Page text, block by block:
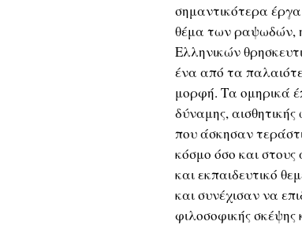
σημαντικότερα
θέμα των ραψωδών,
Ελληνικών
ένα από τα
μορφή. Τα ομηρικά
δύναμης,
που άσκησαν
κόσμο όσο και
και εκπαιδευτικό
και συνέχισαν να
φιλοσοφικής σκέψης